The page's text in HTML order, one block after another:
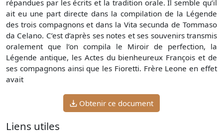
répandues par les écrits et la tradition orale. Il semble qu’il
ait eu une part directe dans la compilation de la Légende
des trois compagnons et dans la Vita secunda de Tommaso
da Celano. C’est d’après ses notes et ses souvenirs transmis
oralement que l’on compila le Miroir de perfection, la
Légende antique, les Actes du bienheureux François et de
ses compagnons ainsi que les Fioretti. Frère Leone en effet
avait
Obtenir ce document
Liens utiles